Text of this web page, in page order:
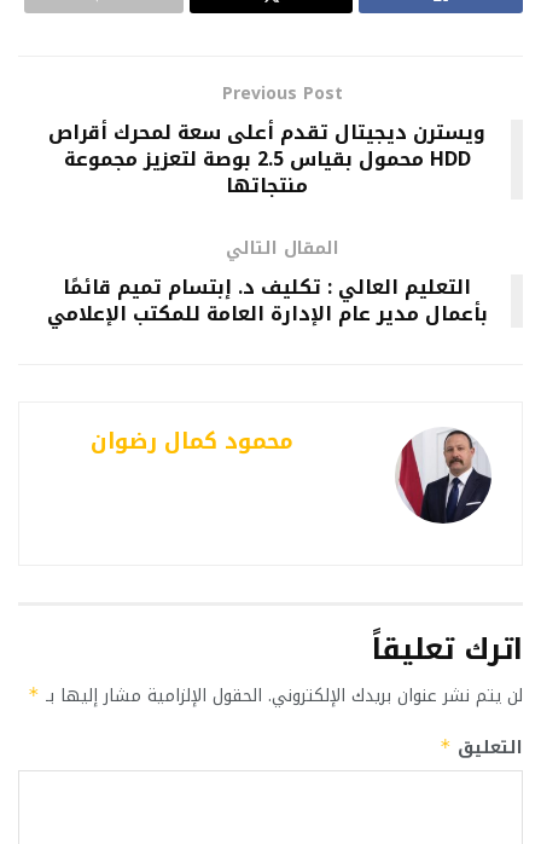
Previous Post
ويسترن ديجيتال تقدم أعلى سعة لمحرك أقراص
HDD محمول بقياس 2.5 بوصة لتعزيز مجموعة
منتجاتها
المقال التالي
التعليم العالي : تكليف د. إبتسام تميم قائمًا
بأعمال مدير عام الإدارة العامة للمكتب الإعلامي
محمود كمال رضوان
اترك تعليقاً
لن يتم نشر عنوان بريدك الإلكتروني. الحقول الإلزامية مشار إليها بـ *
التعليق *